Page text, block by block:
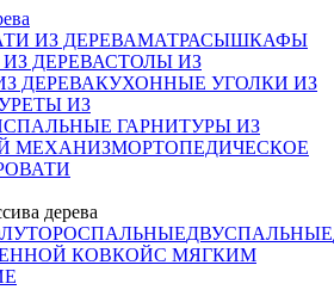
ИЗ ДЕРЕВАМАТРАСЫШКАФЫ
ДЕРЕВАСТОЛЫ ИЗ
ДЕРЕВАКУХОННЫЕ УГОЛКИ ИЗ
ИЗ
СПАЛЬНЫЕ ГАРНИТУРЫ ИЗ
МЕХАНИЗМОРТОПЕДИЧЕСКОЕ
дерева
ДВУСПАЛЬНЫЕ
КОВКОЙС МЯГКИМ